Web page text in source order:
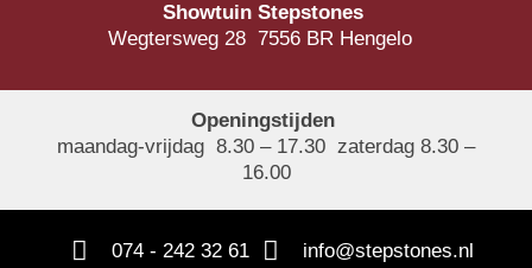
Showtuin Stepstones
Wegtersweg 28 7556 BR Hengelo
Openingstijden
maandag-vrijdag 8.30 – 17.30 zaterdag 8.30 –
16.00
074 - 242 32 61
info@stepstones.nl